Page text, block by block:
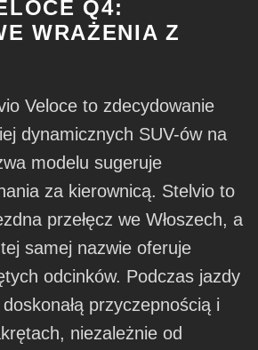
Q4:
WRAŻENIA Z
Veloce to zdecydowanie
dynamicznych SUV-ów na
modelu sugeruje
za kierownicą. Stelvio to
przełęcz we Włoszech, a
samej nazwie oferuje
odcinków. Podczas jazdy
przyczepnością i
niezależnie od